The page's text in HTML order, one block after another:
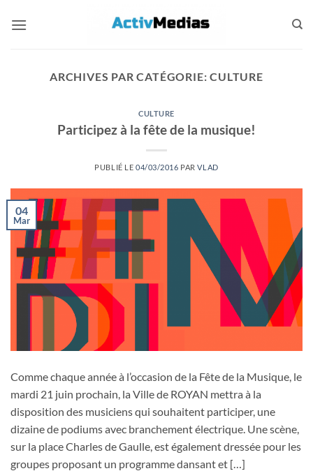
ARCHIVES PAR CATÉGORIE:CULTURE
CULTURE
Participez à la fête de la musique!
PUBLIÉ LE 04/03/2016 PARVLAD
04
Mar
Comme chaque année à l’occasion de la Fête de la Musique, le
mardi 21 juin prochain, la Ville de ROYAN mettra à la
disposition des musiciens qui souhaitent participer, une
dizaine de podiums avec branchement électrique. Une scène,
sur la place Charles de Gaulle, est également dressée pour les
groupes proposant un programme dansant et […]